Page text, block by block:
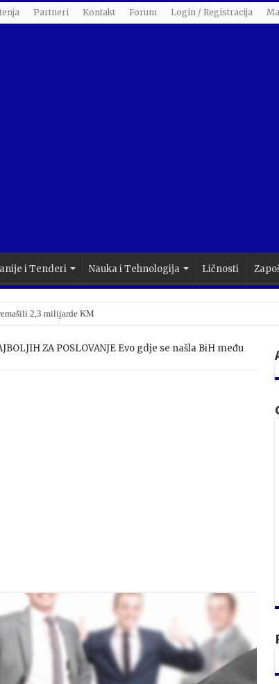
Partneri Kontakt Forum Login / Registracija
i Tenderi Nauka i Tehnologija Ličnosti
2,3 milijarde KM
ZA POSLOVANJE Evo gdje se našla BiH među